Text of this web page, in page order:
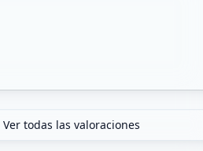
Ver todas las valoraciones